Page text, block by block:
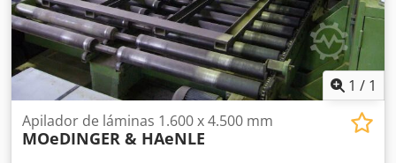
1 / 1
Apilador de láminas 1.600 x 4.500 mm
MOeDINGER & HAeNLE